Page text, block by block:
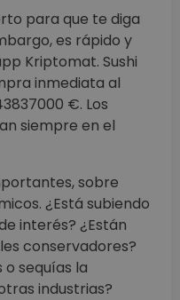
para que te diga
es rápido y
Kriptomat. Sushi
inmediata al
€. Los
siempre en el
sobre
¿Está subiendo
interés? ¿Están
conservadores?
sequías la
industrias?